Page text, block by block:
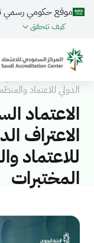
موقع حكومي رسمي
كيف تتحقق
الرئيسية المركز
الدولي للاعتماد
الاعتماد
الاعتراف
للاعتماد
المختبرات